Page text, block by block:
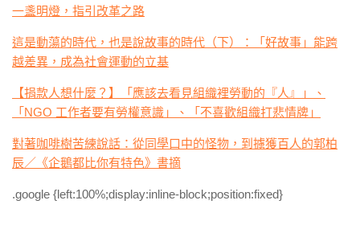
一盞明燈，指引改革之路
這是動蕩的時代，也是說故事的時代（下）：「好故事」能跨
越差異，成為社會運動的立基
【捐款人想什麼？】「應該去看見組織裡勞動的『人』」、
「NGO 工作者要有勞權意識」、「不喜歡組織打悲情牌」
對著咖啡樹苦練說話：從同學口中的怪物，到擄獲百人的郭柏
辰／《企鵝都比你有特色》書摘
.google {left:100%;display:inline-block;position:fixed}